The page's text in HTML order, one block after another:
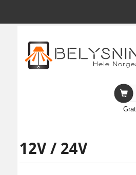
12V / 24V